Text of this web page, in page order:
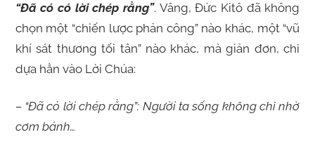
“Đã có có lời chép rằng”. Vâng, Đức Kitô đã không
chọn một “chiến lược phản công” nào khác, một “vũ
khí sát thương tối tân” nào khác, mà giản đơn, chỉ
dựa hẳn vào Lời Chúa:
– “Đã có lời chép rằng”: Người ta sống không chỉ nhờ
cơm bánh…